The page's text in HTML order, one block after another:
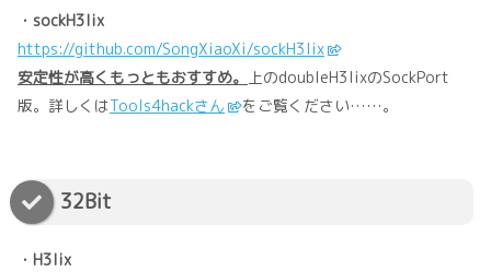
・sockH3lix
https://github.com/SongXiaoXi/sockH3lix
安定性が高くもっともおすすめ。
上のdoubleH3lixのSockPort
版。詳しくはTools4hackさん をご覧ください……。
32Bit
・H3lix